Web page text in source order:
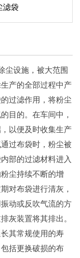
滤袋
设施，被大范围
产的全部过程中产
过滤作用，将粉尘
目的。在车间中，
以便及时收集生产
过布袋时，粉尘被
部的过滤材料进入
尘持续不断的增
对布袋进行清灰，
动或反吹气流的方
灰装置将其排出。
其常规使用的寿
括更换破损的布